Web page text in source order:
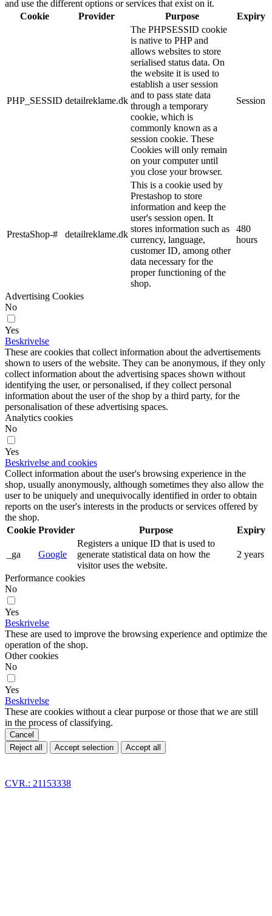
and use the different options or services that exist on it.
Cookie
Provider Purpose Expiry
PHP_SESSID detailreklame.dk
The PHPSESSID cookie
is native to PHP and
allows websites to store
serialised status data. On
the website it is used to
establish a user session
and to pass state data
through a temporary
cookie, which is
commonly known as a
session cookie. These
Cookies will only remain
on your computer until
you close your browser.
Session
PrestaShop-# detailreklame.dk
This is a cookie used by
Prestashop to store
information and keep the
user's session open. It
stores information such as
currency, language,
customer ID, among other
data necessary for the
proper functioning of the
shop.
480
hours
Advertising Cookies
No
Yes
Beskrivelse
These are cookies that collect information about the advertisements
shown to users of the website. They can be anonymous, if they only
collect information about the advertising spaces shown without
identifying the user, or personalised, if they collect personal
information about the user of the shop by a third party, for the
personalisation of these advertising spaces.
Analytics cookies
No
Yes
Beskrivelse and cookies
Collect information about the user's browsing experience in the
shop, usually anonymously, although sometimes they also allow the
user to be uniquely and unequivocally identified in order to obtain
reports on the user's interests in the products or services offered by
the shop.
Cookie Provider Purpose Expiry
_ga Google
Registers a unique ID that is used to
generate statistical data on how the
visitor uses the website.
2 years
Performance cookies
No
Yes
Beskrivelse
These are used to improve the browsing experience and optimize the
operation of the shop.
Other cookies
No
Yes
Beskrivelse
These are cookies without a clear purpose or those that we are still
in the process of classifying.
Cancel
Reject all
Accept selection Accept all
CVR.: 21153338